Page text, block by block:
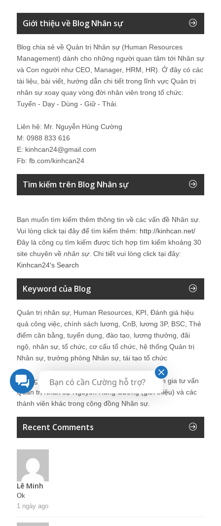
Giới thiệu về Blog Nhân sự
Blog chia sẻ về Quản trị Nhân sự (Human Resources
Management) dành cho những người quan tâm tới Nhân sự
và Con người như CEO, Manager, HRM, HR). Ở đây có các
tài liệu, bài viết, hướng dẫn chi tiết trong lĩnh vực Quản trị
nhân sự xoay quay vòng đời nhân viên trong tổ chức:
Tuyển - Dạy - Dùng - Giữ - Thải.
Liên hệ: Mr. Nguyễn Hùng Cường
M: 0988 833 616
E: kinhcan24@gmail.com
Fb: fb.com/kinhcan24
Tìm kiếm trên Blog Nhân sự
Bạn muốn tìm kiếm thêm thông tin về các vấn đề Nhân sự.
Vui lòng click tại đây để tìm kiếm thêm: http://kinhcan.net/
Đây là công cụ tìm kiếm được tích hợp tìm kiếm khoảng 30
site chuyên về nhân sự. Chi tiết vui lòng click tại đây:
Kinhcan24′s Search
Keyword của Blog
Quản trị nhân sự, Human Resources, KPI, Đánh giá hiệu
quả công việc, chính sách lương, CnB, lương 3P, BSC, Thẻ
điểm cân bằng, tuyển dụng, đào tạo, lương thưởng, đãi
ngộ, nhân sự, tổ chức, cơ cấu tổ chức, hệ thống Quản trị
Nhân sự, trưởng phòng Nhân sự, tái tạo tổ chức
Những bài viết tại blog được chia sẻ bởi chuyên gia tư vấn
Quản trị Nhân sự Nguyễn Hùng Cường (giới thiệu) và các
thành viên khác trong cộng đồng Nhân sự.
Recent Comments
Lê Minh
Ok
1 ngày ago
Bạn có cần Cường hỗ trợ?